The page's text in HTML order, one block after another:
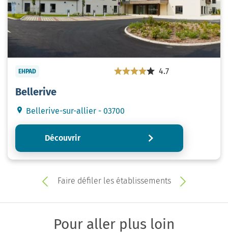
EHPAD 4.7
Bellerive
Bellerive-sur-allier - 03700
Découvrir
Faire défiler les établissements
Pour aller plus loin